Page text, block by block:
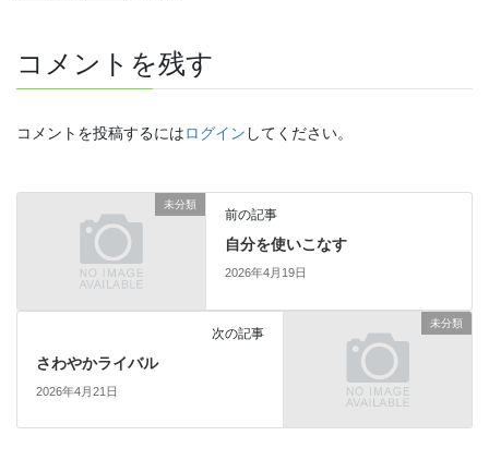
コメントを残す
コメントを投稿するにはログイン してください。
未分類
前の記事
自分を使いこなす
2026年4月19日
未分類
次の記事
さわやかライバル
2026年4月21日